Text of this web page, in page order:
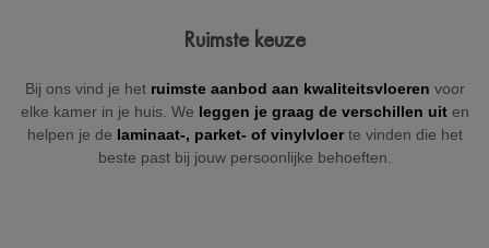
(indien nodig).
Ruimste keuze
Bij ons vind je het ruimste aanbod aan kwaliteitsvloeren voor
elke kamer in je huis. We leggen je graag de verschillen uit en
helpen je de laminaat-, parket- of vinylvloerte vinden die het
beste past bij jouw persoonlijke behoeften.